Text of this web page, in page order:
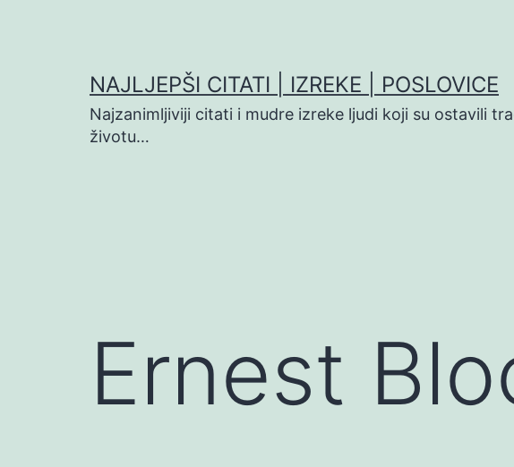
NAJLJEPŠI CITATI | IZREKE | POSLOVICE
Najzanimljiviji citati i mudre izreke ljudi koji su ostavili
životu…
Ernest